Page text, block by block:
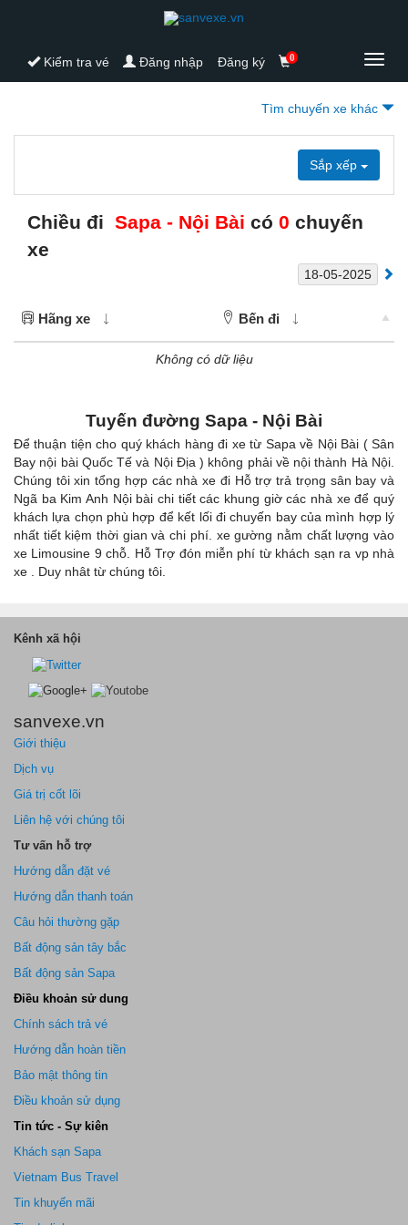
Kiểm tra vé Đăng nhập Đăng ký 0
Tìm chuyến xe khác
Sắp xếp
Chiều đi Sapa - Nội Bài có 0 chuyến
xe
Hãng xe Bến đi
Không có dữ liệu
Tuyến đường Sapa - Nội Bài
Để thuận tiện cho quý khách hàng đi xe từ Sapa về Nội Bài ( Sân
Bay nội bài Quốc Tế và Nội Địa ) không phải về nội thành Hà Nội.
Chúng tôi xin tổng hợp các nhà xe đi Hỗ trợ trả trọng sân bay và
Ngã ba Kim Anh Nội bài chi tiết các khung giờ các nhà xe để quý
khách lựa chọn phù hợp để kết lối đi chuyến bay của mình hợp lý
nhất tiết kiệm thời gian và chi phí. xe gường nằm chất lượng vào
xe Limousine 9 chỗ. Hỗ Trợ đón miễn phí từ khách sạn ra vp nhà
xe . Duy nhât từ chúng tôi.
Kênh xã hội
sanvexe.vn
Giới thiệu
Dịch vụ
Giá trị cốt lõi
Liên hệ với chúng tôi
Tư vấn hỗ trợ
Hướng dẫn đặt vé
Hướng dẫn thanh toán
Câu hỏi thường gặp
Bất động sản tây bắc
Bất động sản Sapa
Điều khoản sử dung
Chính sách trả vé
Hướng dẫn hoàn tiền
Bảo mật thông tin
Điều khoản sử dụng
Tin tức - Sự kiên
Khách sạn Sapa
Vietnam Bus Travel
Tin khuyến mãi